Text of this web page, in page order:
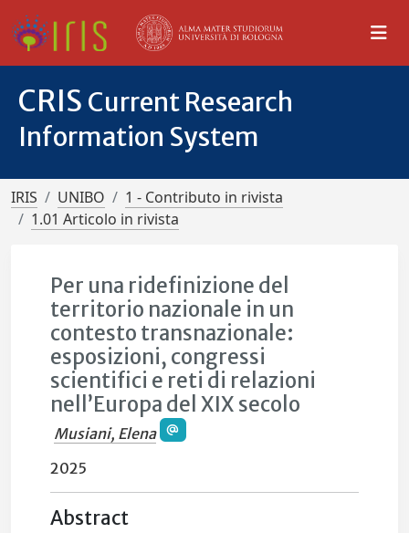
CRIS Current Research
Information System
IRIS UNIBO
1 - Contributo in rivista
1.01 Articolo in rivista
Per una ridefinizione del
territorio nazionale in un
contesto transnazionale:
esposizioni, congressi
scientifici e reti di relazioni
nell’Europa del XIX secolo
Musiani, Elena
2025
Abstract